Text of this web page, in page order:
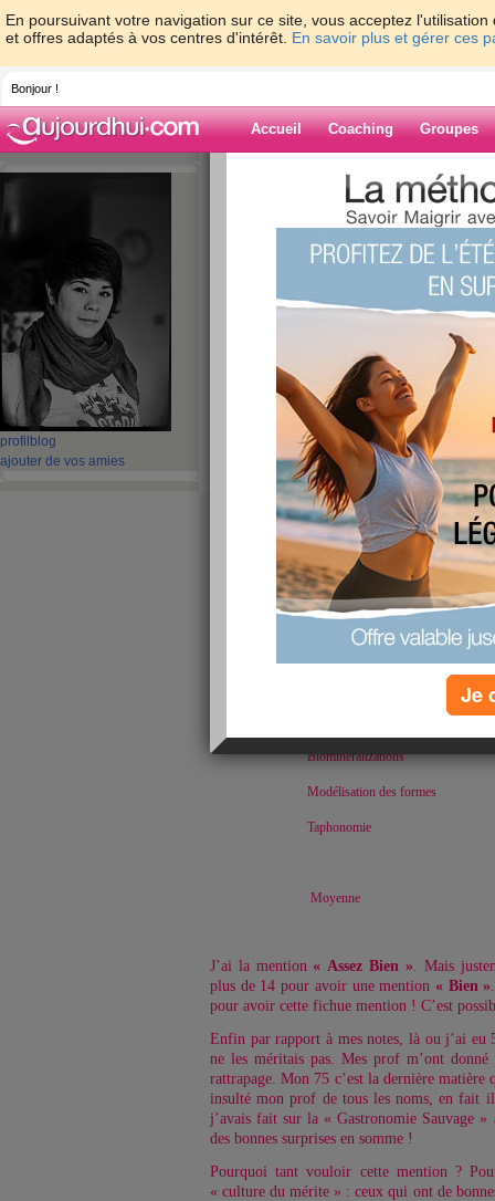
En poursuivant votre navigation sur ce site, vous acceptez
et offres adaptés à vos centres d'intérêt. En savoir plus et gérer ces
Bonjour !
Accueil Coaching Groupes
profil blog
ajouter de vos amies
> Dame-Polgara > Ca
Blog de Dame-
Ca bouge dans
Waaaah ! Ca bouge, ça bouge par ici !
du1er semestre. Je n’arrive toujours pas
bonnes notes. Voici le détail :
NOMS DE L'U.E
Tissus squelettiques
stage Normandie
Histoire de la paléobiosphère
Crises biologiques
Biominéralizations
Modélisation des formes
Taphonomie
Moyenne
J’ai la mention« Assez Bien ». Mais
plus de 14 pour avoir une mention « Bien »
pour avoir cette fichue mention ! C’est
Enfin par rapport à mes notes, là ou j’ai eu
ne les méritais pas. Mes prof m’ont
rattrapage. Mon 75 c’est la dernière matière
insulté mon prof de tous les noms, en fait
j’avais fait sur la « Gastronomie Sauvage
des bonnes surprises en somme !
Pourquoi tant vouloir cette mention ?
« culture du mérite » : ceux qui ont de
Je